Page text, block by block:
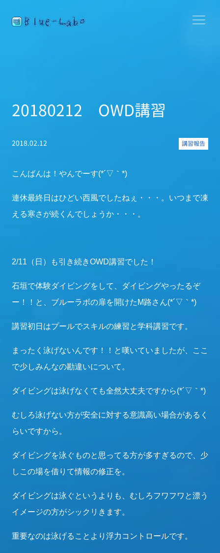
20180212 OWD講習
2018.02.12 講習報告
こんばんは！やんでーす(*´▽｀*)
連休最終日はひどい西風でしたねぇ・・・。いつまで凍
える寒さが続くんでしょうか・・・。
2/11（日）も引き続きOWD講習でした！
石垣で体験ダイビングをして、ダイビングやったるぞ
ー！！と、ブルーラボの扉を開けたM路さん(*´▽｀*)
講習初日はプールでスキルの練習と学科講習です。
まったく泳げないんです！！と嘆いていましたが、ここ
で少しみんなの勘違いについて。
ダイビングは泳げなくても全然大丈夫ですから(*´▽｀*)
むしろ泳げない方が安全に対する意識高い場合があるく
らいですから。
ダイビングを泳ぐものと思ってる方が多すぎるので、少
しこの場を借りて情報の修正を。
ダイビングは泳ぐというよりも、むしろフワフワと漂う
イメージの方がシックリきます。
重要なのは泳げることより浮力コントロールです。